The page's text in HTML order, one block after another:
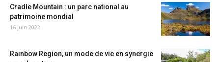
Cradle Mountain : un parc national au
patrimoine mondial
16 juin 2022
Rainbow Region, un mode de vie en synergie